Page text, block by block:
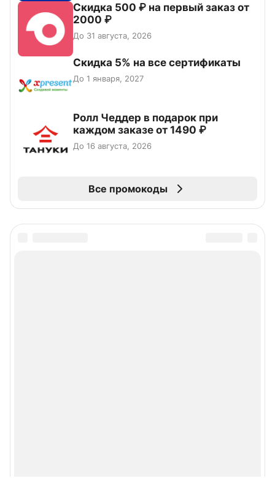
Скидка 500 ₽ на первый заказ от
2000 ₽
До 31 августа, 2026
Скидка 5% на все сертификаты
До 1 января, 2027
Ролл Чеддер в подарок при
каждом заказе от 1490 ₽
До 16 августа, 2026
Все промокоды